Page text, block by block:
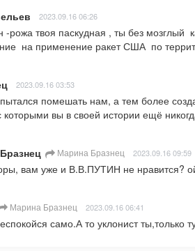
2023.09.16 06:26
-рожа твоя паскудная , ты без мозглый
на применение ракет США  по
2023.09.16 03:53
помешать нам, а тем более
которыми вы в своей истории ещё
Марина Бразнец 2023.09.16 09:59
вам уже и В.В.ПУТИН не нравится?
Марина Бразнец 2023.09.16 06:41
само.А то уклонист ты,только